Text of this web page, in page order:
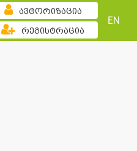
ავტორიზაცია
რეგისტრაცია
EN